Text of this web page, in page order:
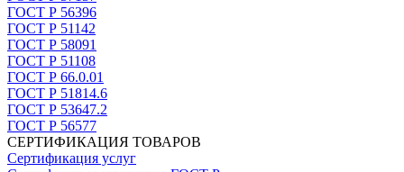
ГОСТ Р 56396
ГОСТ Р 51142
ГОСТ Р 58091
ГОСТ Р 51108
ГОСТ Р 66.0.01
ГОСТ Р 51814.6
ГОСТ Р 53647.2
ГОСТ Р 56577
СЕРТИФИКАЦИЯ ТОВАРОВ
Сертификация услуг